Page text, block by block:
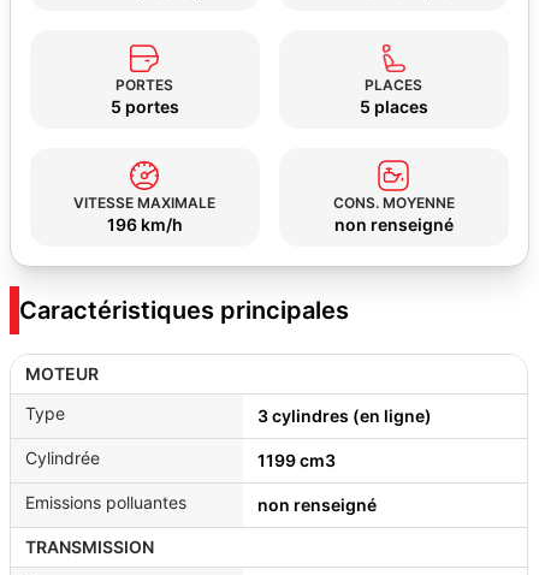
PORTES
5 portes
PLACES
5 places
VITESSE MAXIMALE
196 km/h
CONS. MOYENNE
non renseigné
Caractéristiques principales
MOTEUR
Type
3 cylindres (en ligne)
Cylindrée 1199 cm3
Emissions polluantes non renseigné
TRANSMISSION